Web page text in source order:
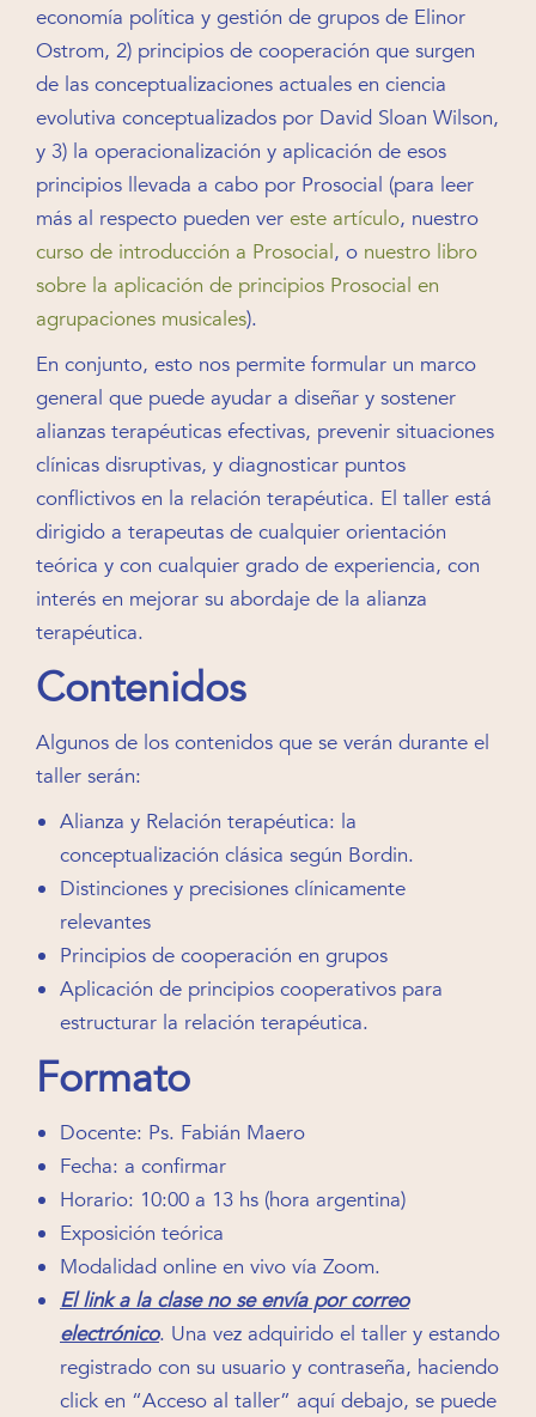
economía política y gestión de grupos de Elinor
Ostrom, 2) principios de cooperación que surgen
de las conceptualizaciones actuales en ciencia
evolutiva conceptualizados por David Sloan Wilson,
y 3) la operacionalización y aplicación de esos
principios llevada a cabo por Prosocial (para leer
más al respecto pueden ver este artículo, nuestro
curso de introducción a Prosocial, o nuestro libro
sobre la aplicación de principios Prosocial en
agrupaciones musicales).
En conjunto, esto nos permite formular un marco
general que puede ayudar a diseñar y sostener
alianzas terapéuticas efectivas, prevenir situaciones
clínicas disruptivas, y diagnosticar puntos
conflictivos en la relación terapéutica. El taller está
dirigido a terapeutas de cualquier orientación
teórica y con cualquier grado de experiencia, con
interés en mejorar su abordaje de la alianza
terapéutica.
Contenidos
Algunos de los contenidos que se verán durante el
taller serán:
Alianza y Relación terapéutica: la
conceptualización clásica según Bordin.
Distinciones y precisiones clínicamente
relevantes
Principios de cooperación en grupos
Aplicación de principios cooperativos para
estructurar la relación terapéutica.
Formato
Docente: Ps. Fabián Maero
Fecha: a confirmar
Horario: 10:00 a 13 hs (hora argentina)
Exposición teórica
Modalidad online en vivo vía Zoom.
El link a la clase no se envía por correo
electrónico. Una vez adquirido el taller y estando
registrado con su usuario y contraseña, haciendo
click en “Acceso al taller” aquí debajo, se puede